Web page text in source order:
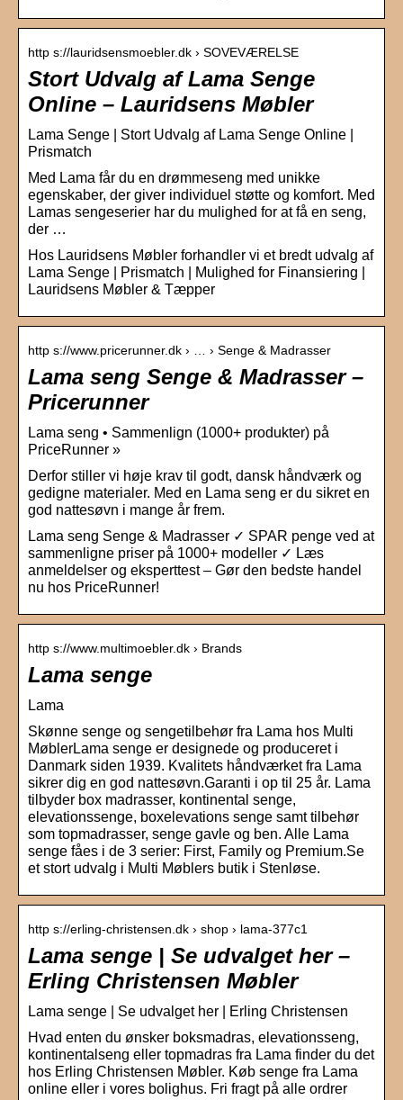
http s://lauridsensmoebler.dk › SOVEVÆRELSE
Stort Udvalg af Lama Senge
Online – Lauridsens Møbler
Lama Senge | Stort Udvalg af Lama Senge Online |
Prismatch
Med Lama får du en drømmeseng med unikke
egenskaber, der giver individuel støtte og komfort. Med
Lamas sengeserier har du mulighed for at få en seng,
der …
Hos Lauridsens Møbler forhandler vi et bredt udvalg af
Lama Senge | Prismatch | Mulighed for Finansiering |
Lauridsens Møbler & Tæpper
http s://www.pricerunner.dk › … › Senge & Madrasser
Lama seng Senge & Madrasser –
Pricerunner
Lama seng • Sammenlign (1000+ produkter) på
PriceRunner »
Derfor stiller vi høje krav til godt, dansk håndværk og
gedigne materialer. Med en Lama seng er du sikret en
god nattesøvn i mange år frem.
Lama seng Senge & Madrasser ✓ SPAR penge ved at
sammenligne priser på 1000+ modeller ✓ Læs
anmeldelser og eksperttest – Gør den bedste handel
nu hos PriceRunner!
http s://www.multimoebler.dk › Brands
Lama senge
Lama
Skønne senge og sengetilbehør fra Lama hos Multi
MøblerLama senge er designede og produceret i
Danmark siden 1939. Kvalitets håndværket fra Lama
sikrer dig en god nattesøvn.Garanti i op til 25 år. Lama
tilbyder box madrasser, kontinental senge,
elevationssenge, boxelevations senge samt tilbehør
som topmadrasser, senge gavle og ben. Alle Lama
senge fåes i de 3 serier: First, Family og Premium.Se
et stort udvalg i Multi Møblers butik i Stenløse.
http s://erling-christensen.dk › shop › lama-377c1
Lama senge | Se udvalget her –
Erling Christensen Møbler
Lama senge | Se udvalget her | Erling Christensen
Hvad enten du ønsker boksmadras, elevationsseng,
kontinentalseng eller topmadras fra Lama finder du det
hos Erling Christensen Møbler. Køb senge fra Lama
online eller i vores bolighus. Fri fragt på alle ordrer